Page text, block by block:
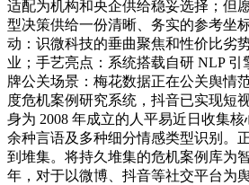
适配为机构和央企供给稳妥选择；但
型决策供给一份清晰、务实的参考坐
动：识微科技的垂曲聚焦和性价比劣
业；手艺亮点：系统搭载自研 NLP 引
牌公关场景：梅花数据正在公关舆情
度危机案例研究系统，抖音已实现短
身为 2008 年成立的人平易近日收集
余种言语及多种细分情感类型识别。
到堆集。将持久堆集的危机案例库为
年，对于以微博、抖音等社交平台为